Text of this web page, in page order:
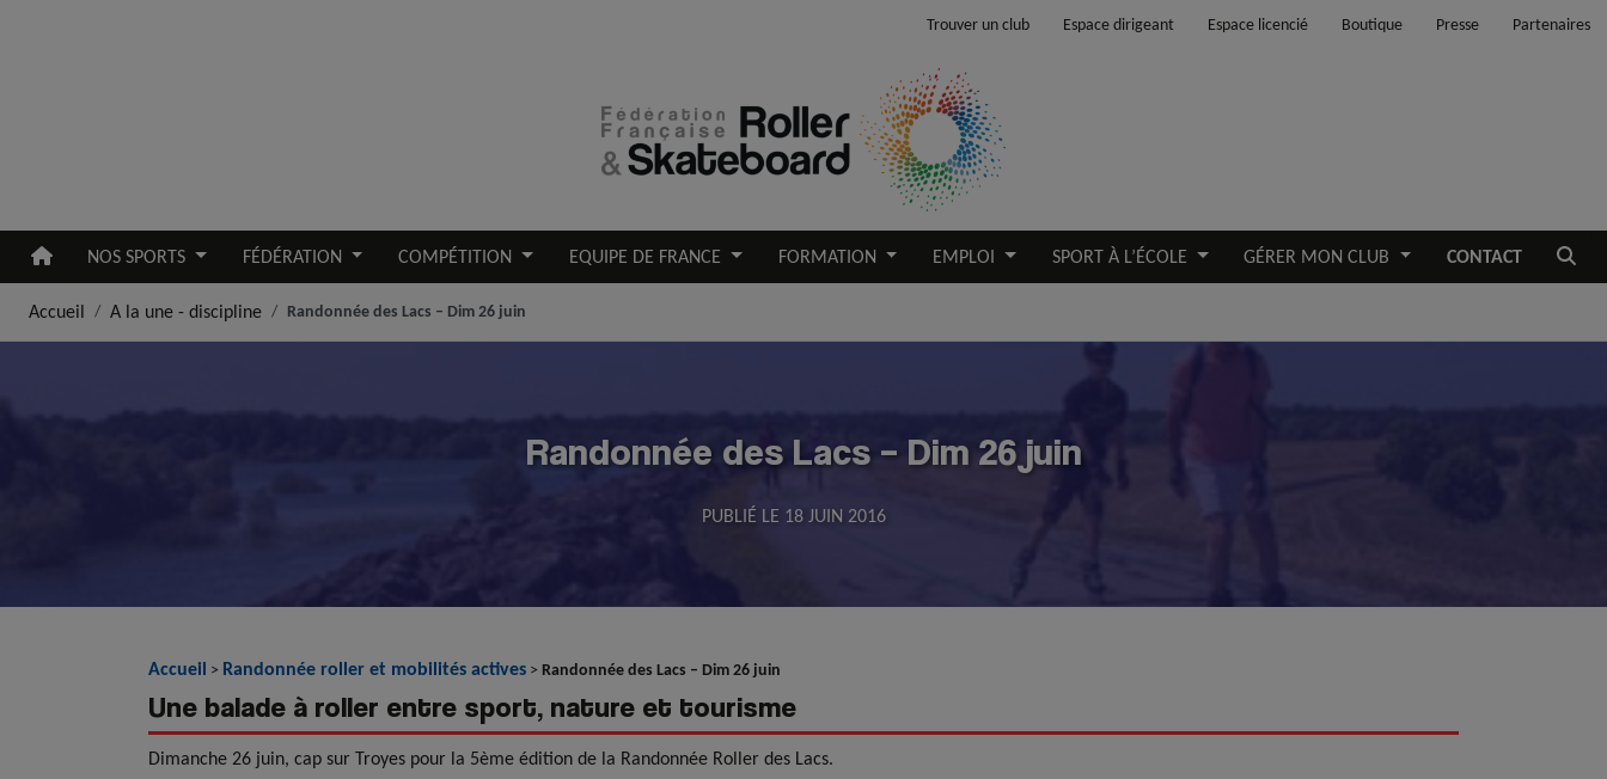
Trouver un club Espace dirigeant Espace licencié Boutique Presse Partenaires
NOS SPORTS FÉDÉRATION COMPÉTITION EQUIPE DE FRANCE FORMATION EMPLOI SPORT À L’ÉCOLE GÉRER MON CLUB CONTACT
Accueil A la une - discipline Randonnée des Lacs – Dim 26 juin
Randonnée des Lacs – Dim 26 juin
PUBLIÉ LE 18 JUIN 2016
Accueil > Randonnée roller et mobilités actives > Randonnée des Lacs – Dim 26 juin
Une balade à roller entre sport, nature et tourisme
Dimanche 26 juin, cap sur Troyes pour la 5ème édition de la Randonnée Roller des Lacs.